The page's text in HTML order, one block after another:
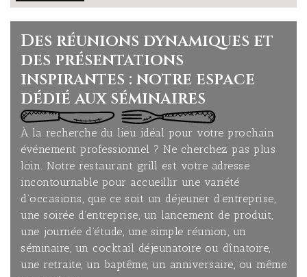
Des réunions dynamiques et
des présentations
inspirantes : notre espace
dédié aux séminaires
À la recherche du lieu idéal pour votre prochain
événement professionnel ? Ne cherchez pas plus
loin. Notre restaurant grill est votre adresse
incontournable pour accueillir une variété
d’occasions, que ce soit un déjeuner d’entreprise,
une soirée d’entreprise, un lancement de produit,
une journée d’étude, une simple réunion, un
séminaire, un cocktail déjeunatoire ou dînatoire,
une retraite, un baptême, un anniversaire, ou même